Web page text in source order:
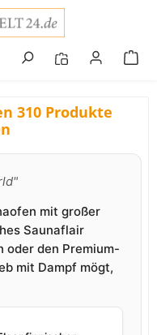
310 Produkte
mit großer
Saunaflair
oder den Premium-
mit Dampf mögt,